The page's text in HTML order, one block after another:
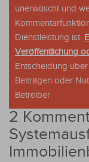
unerwüscht und
Dienstleistung ist.
Veröffentlichung
Entscheidung
Beiträgen oder
Betreiber.
2